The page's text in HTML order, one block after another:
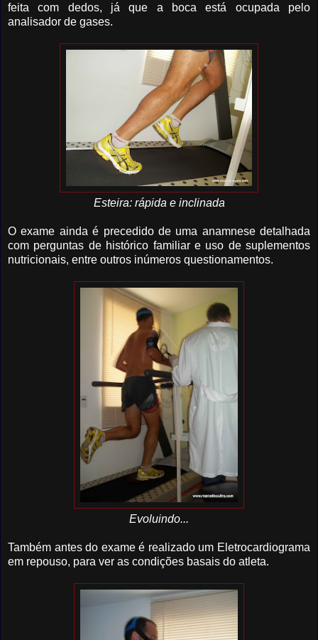
feita com dedos, já que a boca está ocupada pelo
analisador de gases.
Esteira: rápida e inclinada
O exame ainda é precedido de uma anamnese detalhada
com perguntas de histórico familiar e uso de suplementos
nutricionais, entre outros inúmeros questionamentos.
Evoluindo...
Também antes do exame é realizado um Eletrocardiograma
em repouso, para ver as condições basais do atleta.